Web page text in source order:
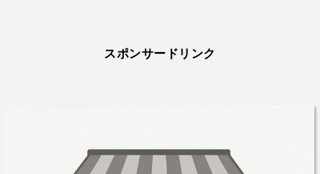
スポンサードリンク